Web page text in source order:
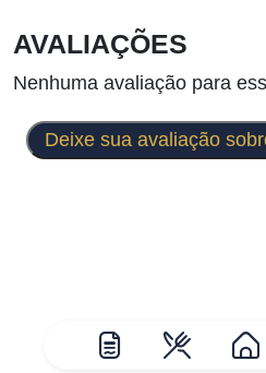
AVALIAÇÕES
Nenhuma avaliação para
Deixe sua avaliação